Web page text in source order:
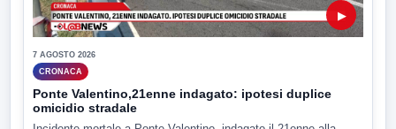
▶
7 AGOSTO 2026
CRONACA
Ponte Valentino,21enne indagato: ipotesi duplice
omicidio stradale